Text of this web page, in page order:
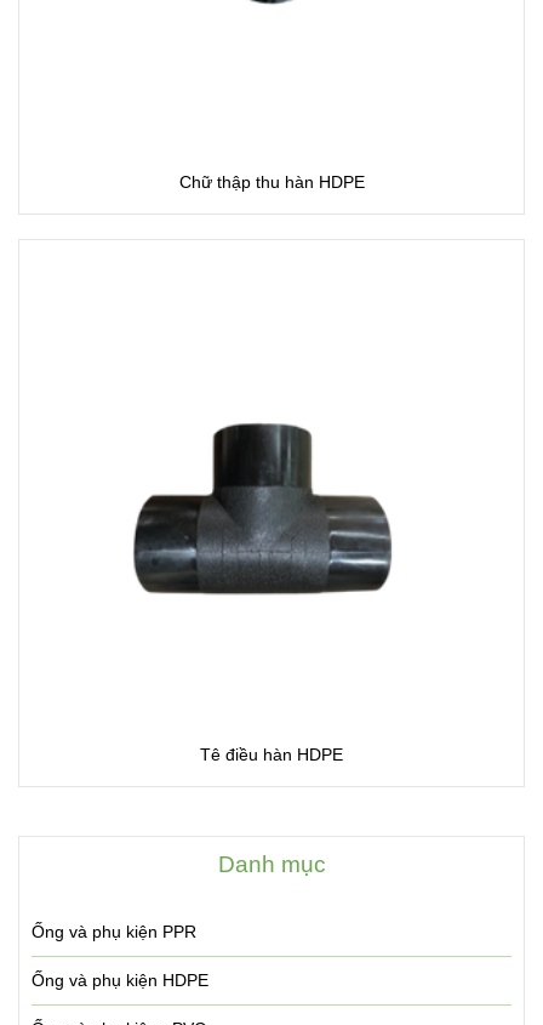
Chữ thập thu hàn HDPE
Tê điều hàn HDPE
Danh mục
Ống và phụ kiện PPR
Ống và phụ kiện HDPE